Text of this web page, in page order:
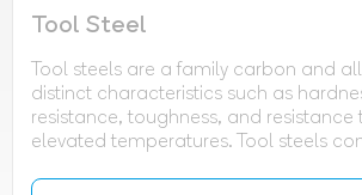
Tool Steel
Tool steels are a family carbon and
distinct characteristics such as
resistance, toughness, and resistance
elevated temperatures. Tool steels